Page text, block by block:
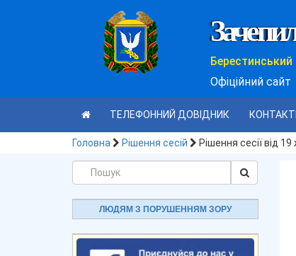
Офіційний сайт
ТЕЛЕФОННИЙ ДОВІДНИК
Головна Рішення сесій Рішення сесії від
ЛЮДЯМ З ПОРУШЕННЯМ ЗОРУ